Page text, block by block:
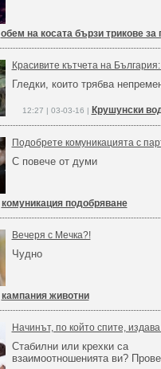
обем на косата бързи трикове за
Красивите кътчета на
Гледки, които трябва
12:27 | 03-03-16 | Крушунски
Подобрете комуникацията с
С повече от думи
комуникация подобряване
Вечеря с Мечка?!
Чудно
кампания животни
Начинът, по който спите,
Стабилни или крехки са
взаимоотношенията ви?